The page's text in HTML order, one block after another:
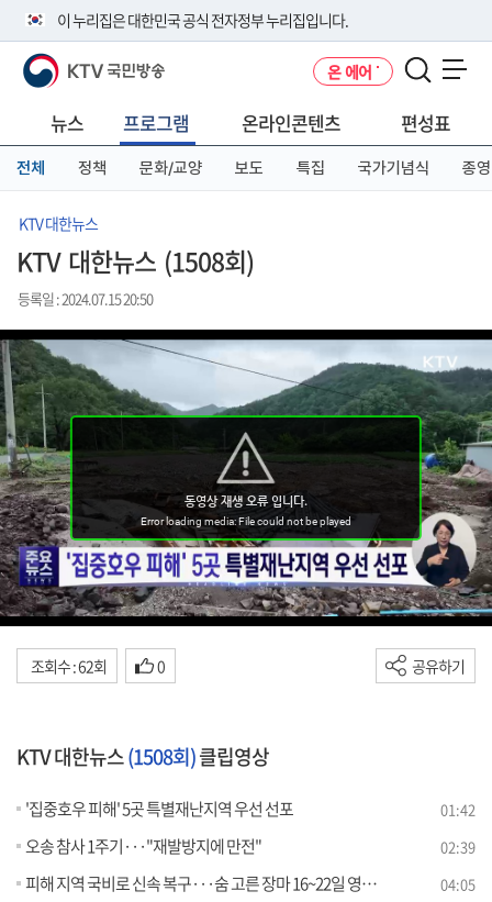
이 누리집은 대한민국 공식 전자정부 누리집입니다.
공식 누리집 주소 확인하기
니다.
이밖에 or.kr 또는 .kr등 다른 도메인 주소를 사용하고 있다면 아래 URL에
서 도메인 주소를 확인해 보세요
KTV 국민방송 온 에어
뉴스 프로그램 온라인콘텐츠 편성표
전체 정책 문화/교양 보도 특집 국가기념식 종영
KTV 대한뉴스
KTV 대한뉴스 (1508회)
등록일 : 2024.07.15 20:50
조회수 : 62회 0 공유하기
KTV 대한뉴스(1508회)클립영상
'집중호우 피해' 5곳 특별재난지역 우선 선포 01:42
오송 참사 1주기···"재발방지에 만전" 02:39
피해 지역 국비로 신속 복구···숨 고른 장마 16~22일 영향 [뉴스의 맥] 04:05